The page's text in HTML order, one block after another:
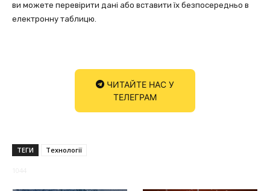
ви можете перевірити дані або вставити їх безпосередньо в
електронну таблицю.
ЧИТАЙТЕ НАС У
ТЕЛЕГРАМ
ТЕГИ Технології